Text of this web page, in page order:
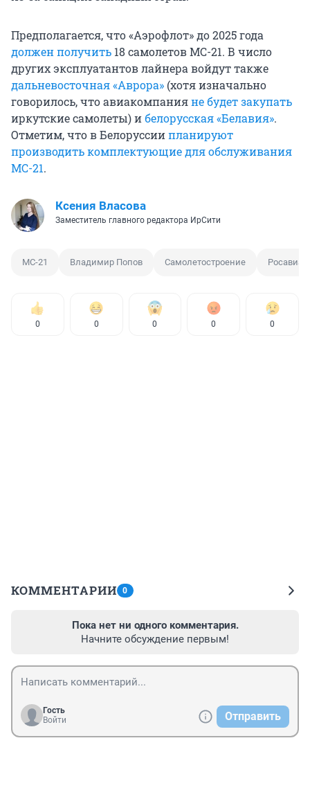
Предполагается, что «Аэрофлот» до 2025 года
должен получить 18 самолетов МС-21. В число
других эксплуатантов лайнера войдут также
дальневосточная «Аврора» (хотя изначально
говорилось, что авиакомпанияне будет закупать
иркутские самолеты) ибелорусская «Белавия».
Отметим, что в Белоруссиипланируют
производить комплектующие для обслуживания
МС-21.
Ксения Власова
Заместитель главного редактора ИрСити
МС-21 Владимир Попов Самолетостроение
0 0 0 0 0
КОММЕНТАРИИ 0
Пока нет ни одного комментария.
Начните обсуждение первым!
Гость
Войти
Отправить